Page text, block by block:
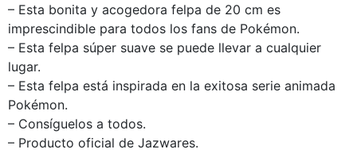
– Esta bonita y acogedora felpa de 20 cm es
imprescindible para todos los fans de Pokémon.
– Esta felpa súper suave se puede llevar a cualquier
lugar.
– Esta felpa está inspirada en la exitosa serie animada
Pokémon.
– Consíguelos a todos.
– Producto oficial de Jazwares.